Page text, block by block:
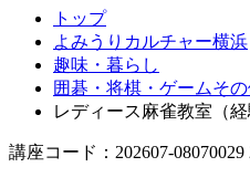
トップ
よみうりカルチャー横浜
趣味・暮らし
囲碁・将棋・ゲームそ
レディース麻雀教室（
講座コード：202607-